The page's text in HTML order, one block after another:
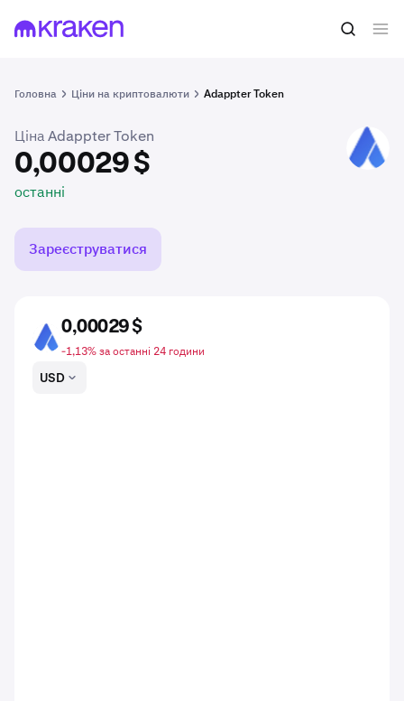
Головна Ціни на криптовалюти Adappter Token
0,00029 $ Купити ADP
Ціна Adappter Token
0,00029 $
останні
ADP
Зареєструватися
ADP
0,00029 $
-1,13% за останні 24 години
USD